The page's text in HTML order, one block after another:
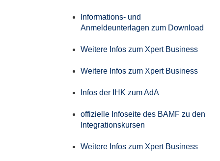
Informations- und
Anmeldeunterlagen zum Download
Weitere Infos zum Xpert Business
Weitere Infos zum Xpert Business
Infos der IHK zum AdA
offizielle Infoseite des BAMF zu den
Integrationskursen
Weitere Infos zum Xpert Business